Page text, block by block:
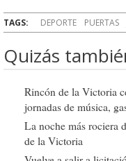
TAGS: DEPORTE PUERTAS
Quizás
Rincón de la Victoria
jornadas de música,
La noche más rociera
de la Victoria